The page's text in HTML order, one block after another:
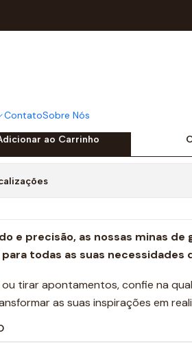
ContatoSobre Nós
HB TUBO C/12 CITY02420
ao Carrinho
e precisão, as nossas minas
todas as suas necessidades
tirar apontamentos, confie na
as suas inspirações em